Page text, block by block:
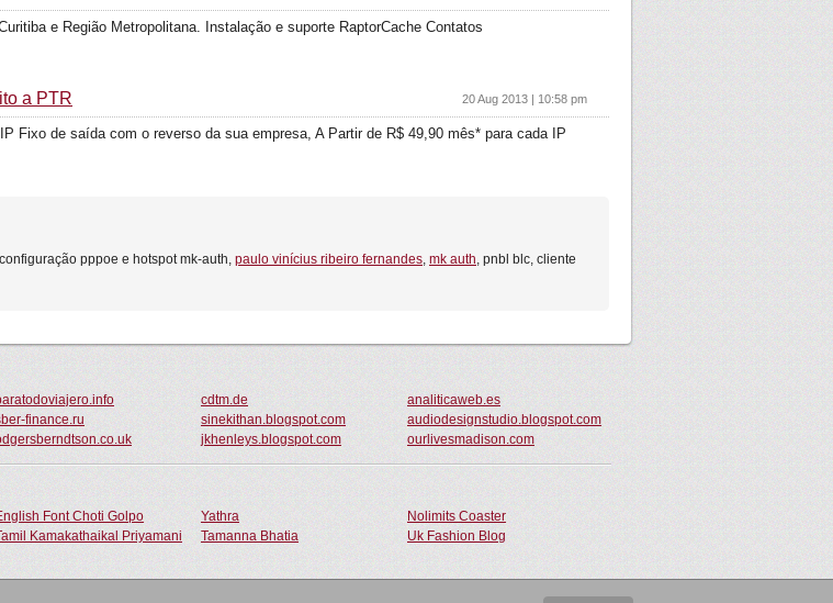
e Região Metropolitana. Instalação e suporte RaptorCache Contatos
a PTR 20 Aug 2013 | 10:58 pm
Fixo de saída com o reverso da sua empresa, A Partir de R$ 49,90 mês* para cada IP
pppoe e hotspot mk-auth, paulo vinícius ribeiro fernandes, mk auth, pnbl blc, cliente
cdtm.de
analiticaweb.es
finance.ru sinekithan.blogspot.com
audiodesignstudio.blogspot.com
jkhenleys.blogspot.com ourlivesmadison.com
Font Choti Golpo Yathra
Nolimits Coaster
Kamakathaikal Priyamani Tamanna Bhatia Uk Fashion Blog